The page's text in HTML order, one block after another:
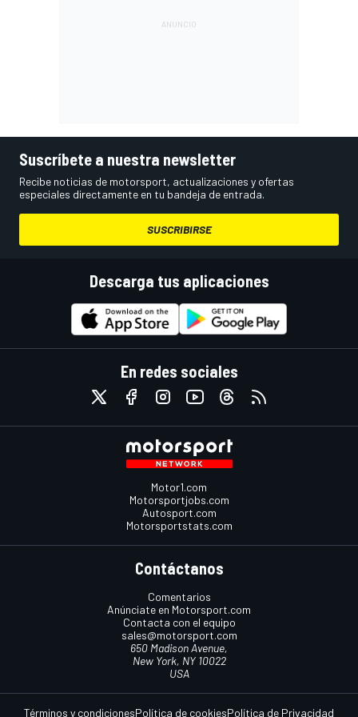
Suscríbete a nuestra newsletter
Recibe noticias de motorsport, actualizaciones y ofertas
especiales directamente en tu bandeja de entrada.
SUSCRIBIRSE
Descarga tus aplicaciones
En redes sociales
Motor1.com
Motorsportjobs.com
Autosport.com
Motorsportstats.com
Contáctanos
Comentarios
Anúnciate en Motorsport.com
Contacta con el equipo
sales@motorsport.com
650 Madison Avenue,
New York, NY 10022
USA
Términos y condicionesPolítica de cookiesPolítica de Privacidad